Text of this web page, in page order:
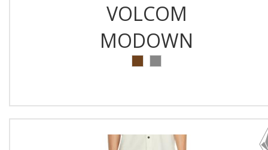
VOLCOM
MODOWN